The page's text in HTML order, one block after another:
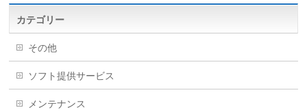
カテゴリー
その他
ソフト提供サービス
メンテナンス